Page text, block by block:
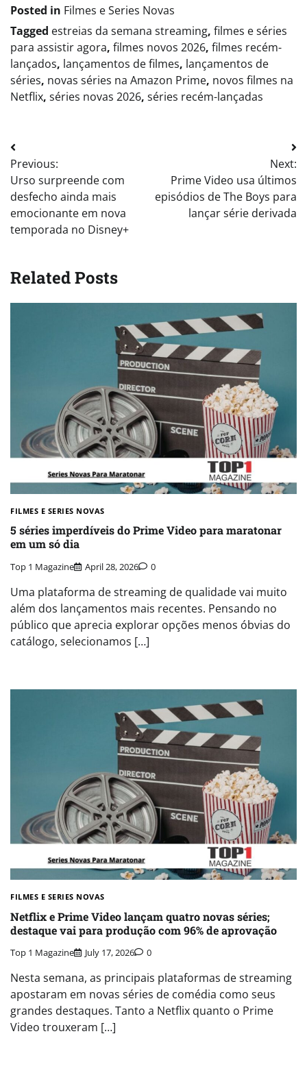
Posted in Filmes e Series Novas​
Tagged estreias da semana streaming, filmes e séries
para assistir agora, filmes novos 2026, filmes recém-
lançados, lançamentos de filmes, lançamentos de
séries, novas séries na Amazon Prime, novos filmes na
Netflix, séries novas 2026, séries recém-lançadas
Post
navigation
Previous:
Urso surpreende com
desfecho ainda mais
emocionante em nova
temporada no Disney+
Next:
Prime Video usa últimos
episódios de The Boys para
lançar série derivada
Related Posts
FILMES E SERIES NOVAS​
5 séries imperdíveis do Prime Video para maratonar
em um só dia
Top 1 Magazine April 28, 2026 0
Uma plataforma de streaming de qualidade vai muito
além dos lançamentos mais recentes. Pensando no
público que aprecia explorar opções menos óbvias do
catálogo, selecionamos […]
FILMES E SERIES NOVAS​
Netflix e Prime Video lançam quatro novas séries;
destaque vai para produção com 96% de aprovação
Top 1 Magazine July 17, 2026 0
Nesta semana, as principais plataformas de streaming
apostaram em novas séries de comédia como seus
grandes destaques. Tanto a Netflix quanto o Prime
Video trouxeram […]